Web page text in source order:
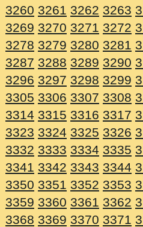
3260 3261 3262 3263
3269 3270 3271 3272
3278 3279 3280 3281
3287 3288 3289 3290
3296 3297 3298 3299
3305 3306 3307 3308
3314 3315 3316 3317
3323 3324 3325 3326
3332 3333 3334 3335
3341 3342 3343 3344
3350 3351 3352 3353
3359 3360 3361 3362
3368 3369 3370 3371